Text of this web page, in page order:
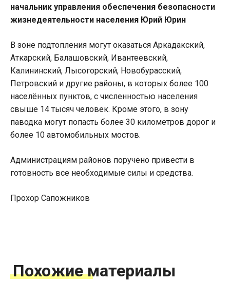
начальник управления обеспечения безопасности
жизнедеятельности населения Юрий Юрин
В зоне подтопления могут оказаться Аркадакский,
Аткарский, Балашовский, Ивантеевский,
Калининский, Лысогорский, Новобурасский,
Петровский и другие районы, в которых более 100
населённых пунктов, с численностью населения
свыше 14 тысяч человек. Кроме этого, в зону
паводка могут попасть более 30 километров дорог и
более 10 автомобильных мостов.
Администрациям районов поручено привести в
готовность все необходимые силы и средства.
Прохор Сапожников
Похожие материалы